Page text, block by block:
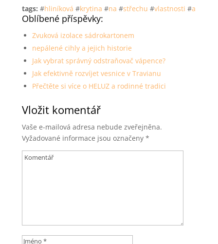
tags: #hliníková #krytina #na #střechu #vlastnosti #a
Oblíbené příspěvky:
Zvuková izolace sádrokartonem
nepálené cihly a jejich historie
Jak vybrat správný odstraňovač vápence?
Jak efektivně rozvíjet vesnice v Travianu
Přečtěte si více o HELUZ a rodinné tradici
Vložit komentář
Vaše e-mailová adresa nebude zveřejněna.
Vyžadované informace jsou označeny *